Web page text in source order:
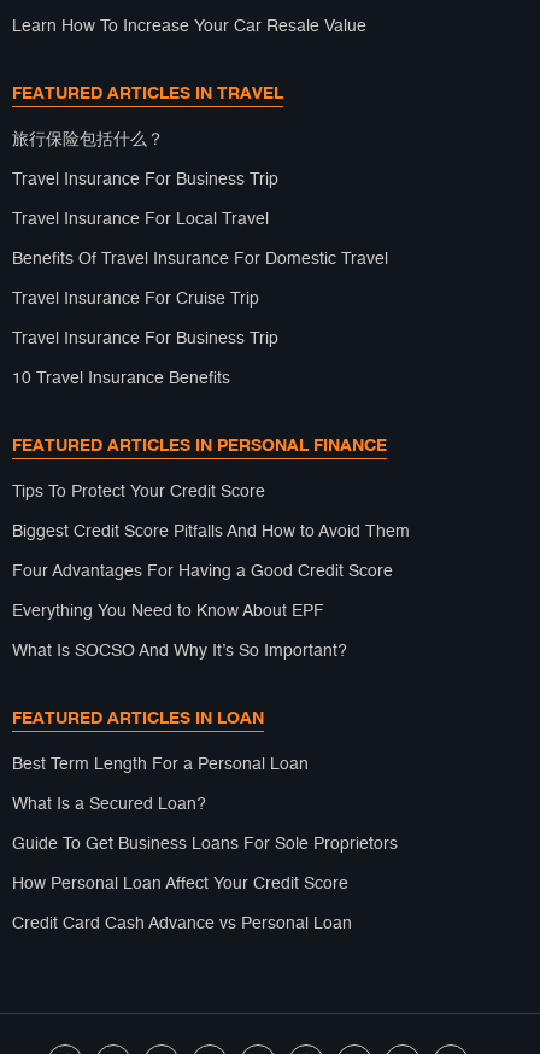
Learn How To Increase Your Car Resale Value
FEATURED ARTICLES IN TRAVEL
旅行保险包括什么？
Travel Insurance For Business Trip
Travel Insurance For Local Travel
Benefits Of Travel Insurance For Domestic Travel
Travel Insurance For Cruise Trip
Travel Insurance For Business Trip
10 Travel Insurance Benefits
FEATURED ARTICLES IN PERSONAL FINANCE
Tips To Protect Your Credit Score
Biggest Credit Score Pitfalls And How to Avoid Them
Four Advantages For Having a Good Credit Score
Everything You Need to Know About EPF
What Is SOCSO And Why It’s So Important?
FEATURED ARTICLES IN LOAN
Best Term Length For a Personal Loan
What Is a Secured Loan?
Guide To Get Business Loans For Sole Proprietors
How Personal Loan Affect Your Credit Score
Credit Card Cash Advance vs Personal Loan